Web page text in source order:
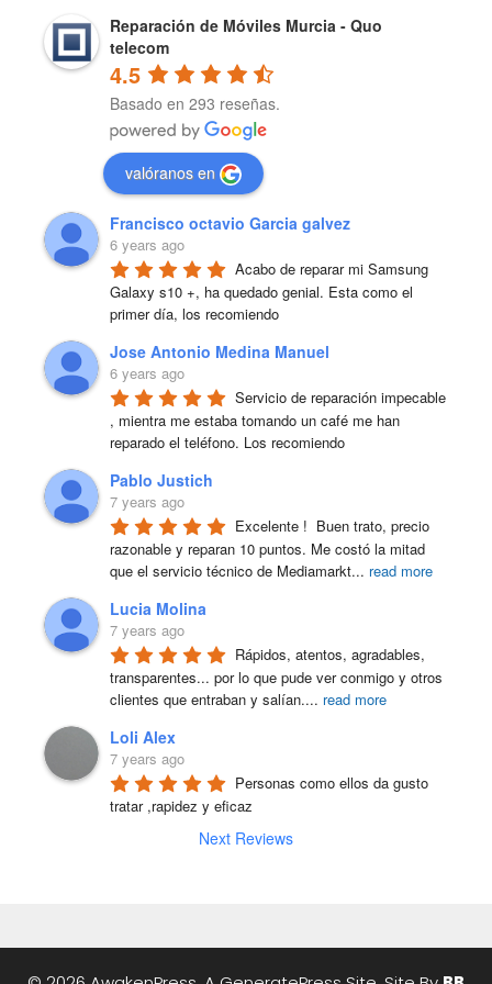
Reparación de Móviles Murcia - Quo
telecom
4.5
Basado en 293 reseñas.
valóranos en
Francisco octavio Garcia galvez
6 years ago
Acabo de reparar mi Samsung
Galaxy s10 +, ha quedado genial. Esta como el
primer día, los recomiendo
Jose Antonio Medina Manuel
6 years ago
Servicio de reparación impecable
, mientra me estaba tomando un café me han
reparado el teléfono. Los recomiendo
Pablo Justich
7 years ago
Excelente !  Buen trato, precio
razonable y reparan 10 puntos. Me costó la mitad
que el servicio técnico de Mediamarkt... read more
Lucia Molina
7 years ago
Rápidos, atentos, agradables,
transparentes... por lo que pude ver conmigo y otros
clientes que entraban y salían.... read more
Loli Alex
7 years ago
Personas como ellos da gusto
tratar ,rapidez y eficaz
Next Reviews